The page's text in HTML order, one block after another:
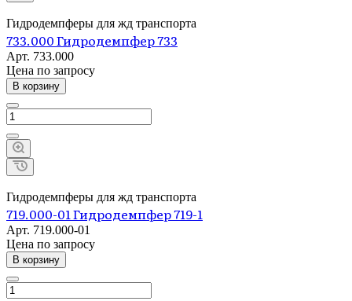
Гидродемпферы для жд транспорта
733.000 Гидродемпфер 733
Арт. 733.000
Цена по запросу
В корзину
Гидродемпферы для жд транспорта
719.000-01 Гидродемпфер 719-1
Арт. 719.000-01
Цена по запросу
В корзину